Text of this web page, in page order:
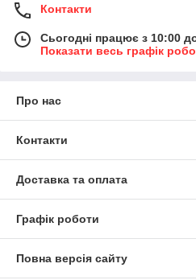
Контакти
Сьогодні працює з 10:00
Показати весь графік
Про нас
Контакти
Доставка та оплата
Графік роботи
Повна версія сайту